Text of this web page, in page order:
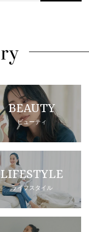
BEAUTY
ビューティ
LIFESTYLE
ライフスタイル